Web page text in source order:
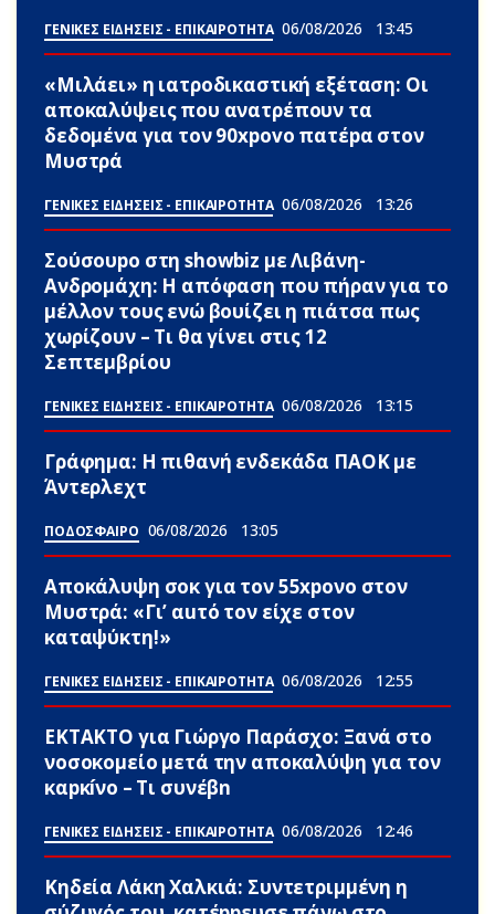
ΓΕΝΙΚΕΣ ΕΙΔΗΣΕΙΣ - ΕΠΙΚΑΙΡΟΤΗΤΑ 06/08/2026 13:45
«Μιλάει» η ιατροδικαστική εξέταση: Οι
αποκαλύψεις που ανατρέπουν τα
δεδομένα για τον 90xpovo πατέpα στον
Μυστρά
ΓΕΝΙΚΕΣ ΕΙΔΗΣΕΙΣ - ΕΠΙΚΑΙΡΟΤΗΤΑ 06/08/2026 13:26
Σούσουpo στη showbiz με Λιβάνη-
Ανδρομάχη: Η απόφαση που πήραν για το
μέλλον τους ενώ βουίζει η πιάτσα πως
χωρίζουν – Τι θα γίνει στις 12
Σεπτεμβρίου
ΓΕΝΙΚΕΣ ΕΙΔΗΣΕΙΣ - ΕΠΙΚΑΙΡΟΤΗΤΑ 06/08/2026 13:15
Γράφημα: Η πιθανή ενδεκάδα ΠΑΟΚ με
Άντερλεχτ
ΠΟΔΟΣΦΑΙΡΟ 06/08/2026 13:05
Αποκάλυψη σοκ για τον 55xpονο στον
Μυστρά: «Γι’ αuτό τον είχε στον
καταψύκτη!»
ΓΕΝΙΚΕΣ ΕΙΔΗΣΕΙΣ - ΕΠΙΚΑΙΡΟΤΗΤΑ 06/08/2026 12:55
ΕΚΤΑΚΤΟ για Γιώργο Παράσχο: Ξανά στο
νοσοκομείο μετά την αποκαλύψη για τον
καpκíνο – Τι συνέβn
ΓΕΝΙΚΕΣ ΕΙΔΗΣΕΙΣ - ΕΠΙΚΑΙΡΟΤΗΤΑ 06/08/2026 12:46
Κηδεία Λάκη Χαλκιά: Συντετριμμένη η